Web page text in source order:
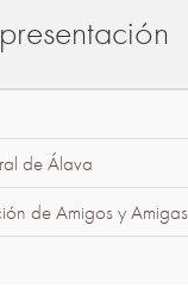
de Álava
de Amigos y